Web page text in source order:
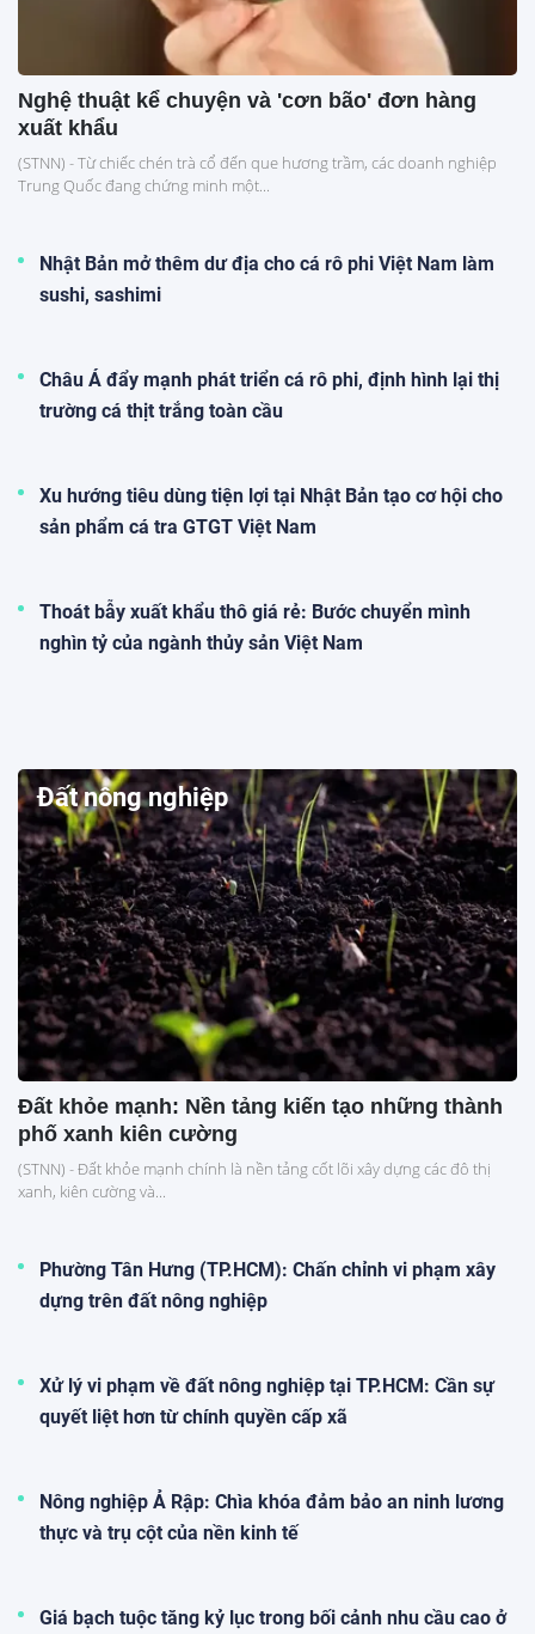
Nghệ thuật kể chuyện và 'cơn bão' đơn hàng
xuất khẩu
(STNN) - Từ chiếc chén trà cổ đến que hương trầm, các doanh nghiệp
Trung Quốc đang chứng minh một...
Nhật Bản mở thêm dư địa cho cá rô phi Việt Nam làm
sushi, sashimi
Châu Á đẩy mạnh phát triển cá rô phi, định hình lại thị
trường cá thịt trắng toàn cầu
Xu hướng tiêu dùng tiện lợi tại Nhật Bản tạo cơ hội cho
sản phẩm cá tra GTGT Việt Nam
Thoát bẫy xuất khẩu thô giá rẻ: Bước chuyển mình
nghìn tỷ của ngành thủy sản Việt Nam
Đất nông nghiệp
Đất khỏe mạnh: Nền tảng kiến tạo những thành
phố xanh kiên cường
(STNN) - Đất khỏe mạnh chính là nền tảng cốt lõi xây dựng các đô thị
xanh, kiên cường và...
Phường Tân Hưng (TP.HCM): Chấn chỉnh vi phạm xây
dựng trên đất nông nghiệp
Xử lý vi phạm về đất nông nghiệp tại TP.HCM: Cần sự
quyết liệt hơn từ chính quyền cấp xã
Nông nghiệp Ả Rập: Chìa khóa đảm bảo an ninh lương
thực và trụ cột của nền kinh tế
Giá bạch tuộc tăng kỷ lục trong bối cảnh nhu cầu cao ở